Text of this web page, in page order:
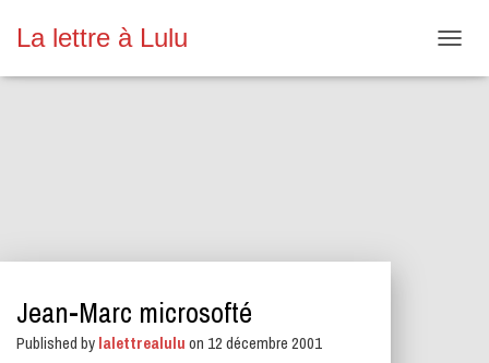
La lettre à Lulu
U
Jean-Marc microsofté
Published bylalettrealuluon 12 décembre 2001